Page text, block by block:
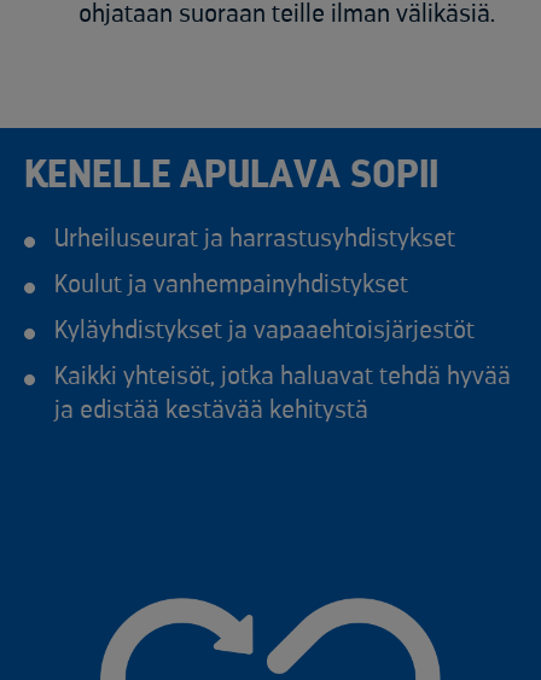
ohjataan suoraan teille ilman välikäsiä.
KENELLE APULAVA SOPII
Urheiluseurat ja harrastusyhdistykset
Koulut ja vanhempainyhdistykset
Kyläyhdistykset ja vapaaehtoisjärjestöt
Kaikki yhteisöt, jotka haluavat tehdä hyvää
ja edistää kestävää kehitystä